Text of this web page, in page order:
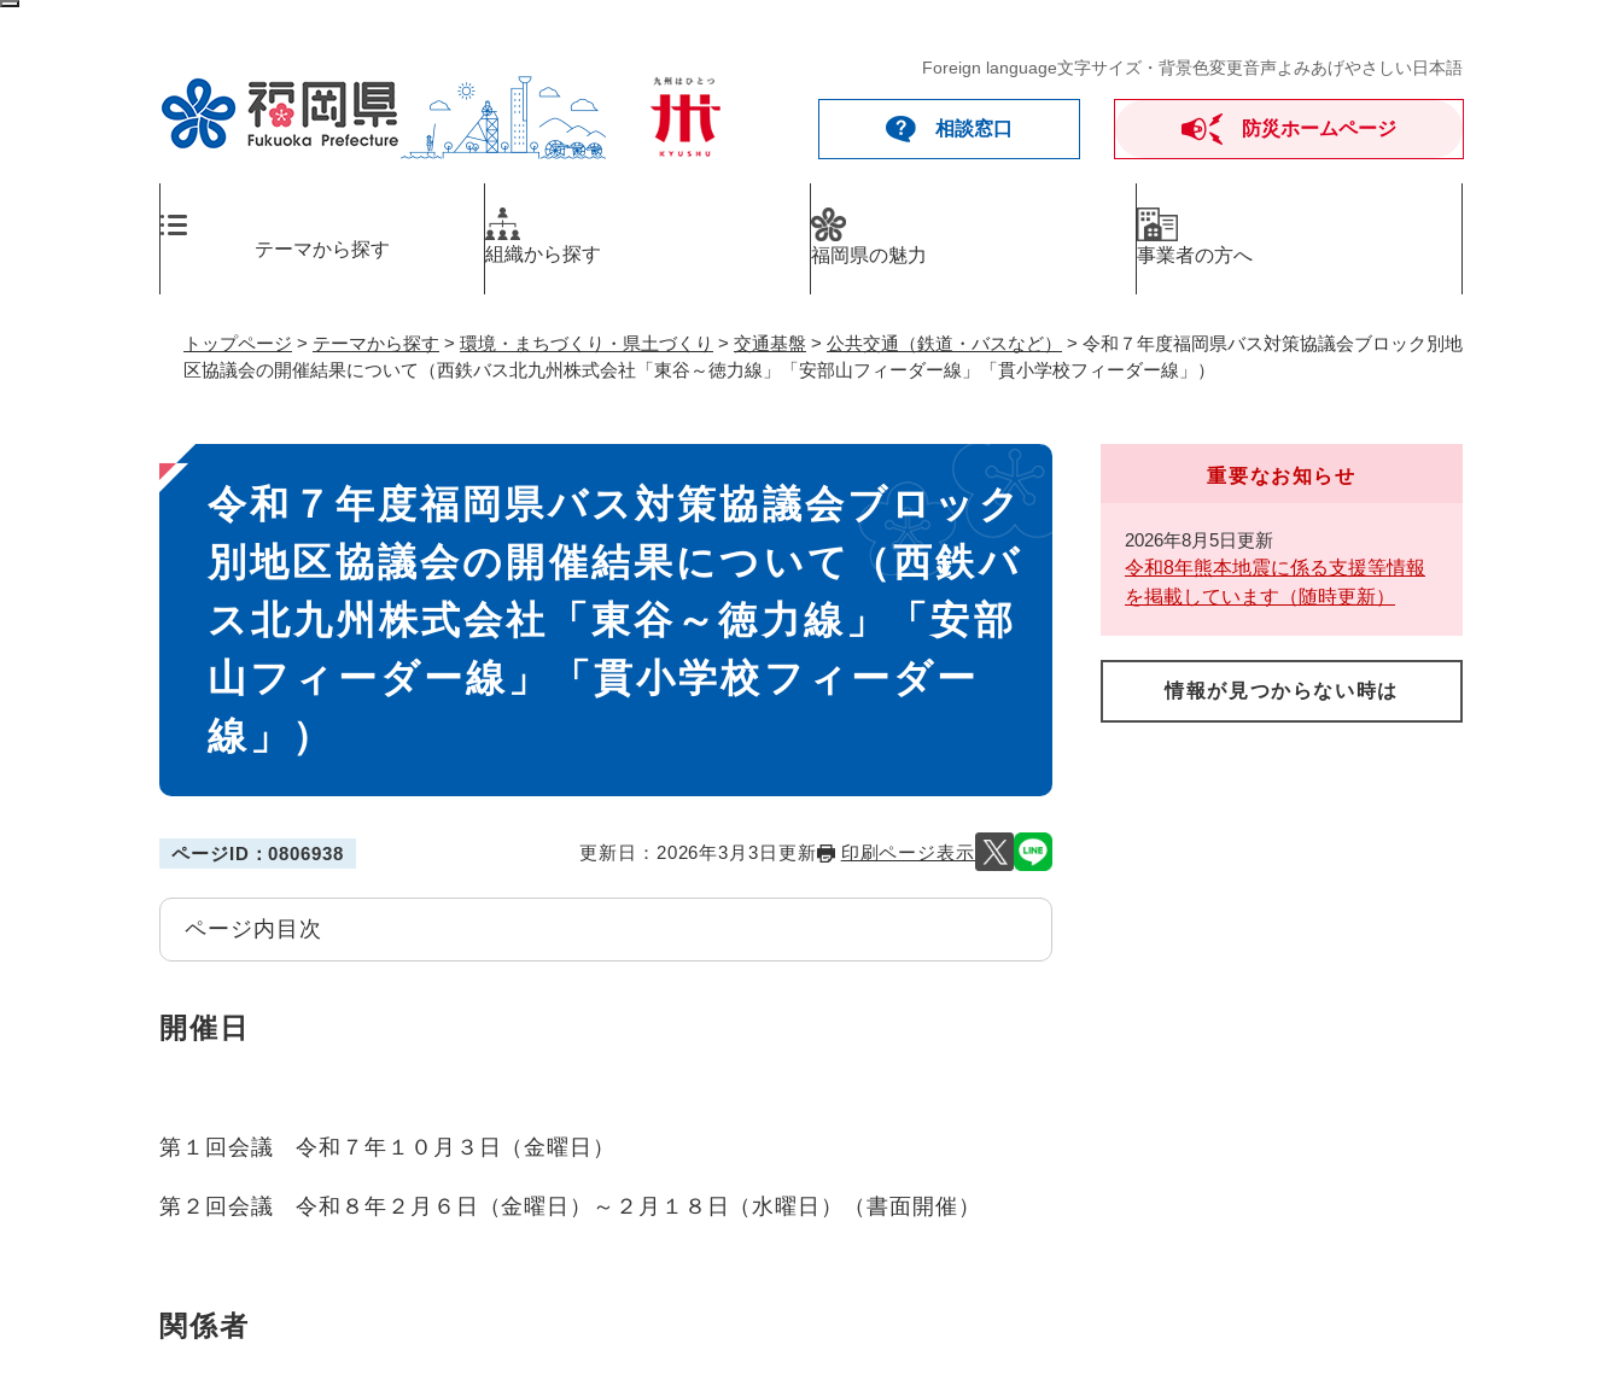
ペ
Foreign language文字サイズ・背景色変更音声よみあげやさしい日本語
相談窓口 防災ホームページ
テーマから探す 組織から探す 福岡県の魅力 事業者の方へ
トップページ > テーマから探す > 環境・まちづくり・県土づくり > 交通基盤 > 公共交通（鉄道・バスなど） > 令和７年度福岡県バス対策協議会ブロック別地
区協議会の開催結果について（西鉄バス北九州株式会社「東谷～徳力線」「安部山フィーダー線」「貫小学校フィーダー線」）
本
文
令和７年度福岡県バス対策協議会ブロック
別地区協議会の開催結果について（西鉄バ
ス北九州株式会社「東谷～徳力線」「安部
山フィーダー線」「貫小学校フィーダー
線」）
ページID：0806938 更新日：2026年3月3日更新 印刷ページ表示
ページ内目次
開催日
第１回会議 令和７年１０月３日（金曜日）
第２回会議 令和８年２月６日（金曜日）～２月１８日（水曜日）（書面開催）
関係者
重要なお知らせ
2026年8月5日更新
令和8年熊本地震に係る支援等情報
を掲載しています（随時更新）
情報が見つからない時は